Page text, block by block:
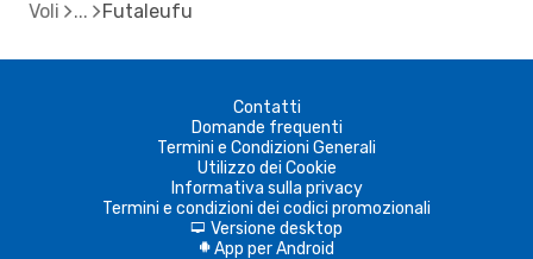
Voli Futaleufu
Contatti
Domande frequenti
Termini e Condizioni Generali
Utilizzo dei Cookie
Informativa sulla privacy
Termini e condizioni dei codici promozionali
d Versione desktop
A App per Android